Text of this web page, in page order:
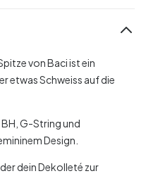
von Baci ist ein
etwas Schweiss auf die
G-String und
Design.
dein Dekolleté zur